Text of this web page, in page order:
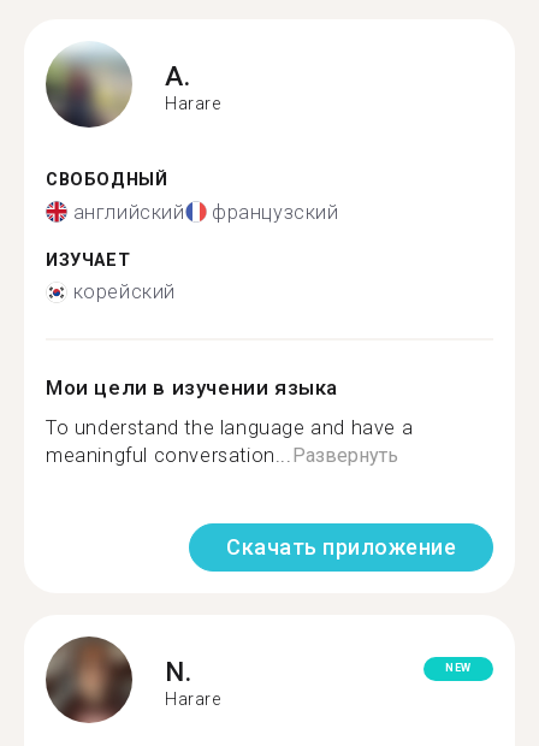
A.
Harare
СВОБОДНЫЙ
английский французский
ИЗУЧАЕТ
корейский
Мои цели в изучении языка
To understand the language and have a
meaningful conversation...Развернуть
Скачать приложение
N.
Harare
NEW